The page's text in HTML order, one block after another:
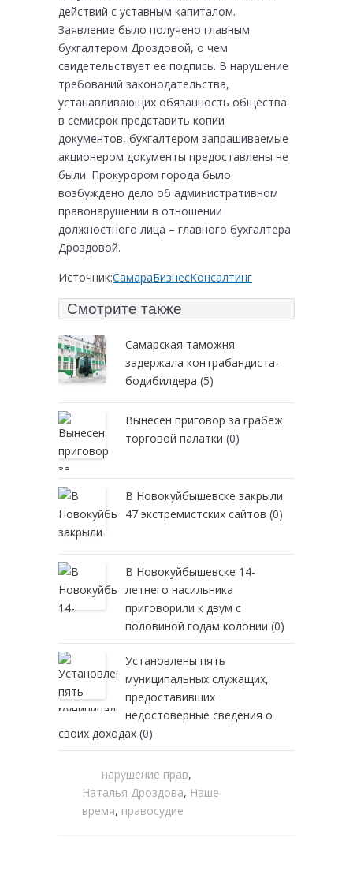
действий с уставным капиталом.
Заявление было получено главным
бухгалтером Дроздовой, о чем
свидетельствует ее подпись. В нарушение
требований законодательства,
устанавливающих обязанность общества
в семисрок представить копии
документов, бухгалтером запрашиваемые
акционером документы предоставлены не
были. Прокурором города было
возбуждено дело об административном
правонарушении в отношении
должностного лица – главного бухгалтера
Дроздовой.
Источник:СамараБизнесКонсалтинг
Смотрите также
Самарская таможня
задержала контрабандиста-
бодибилдера (5)
Вынесен приговор за грабеж
торговой палатки (0)
В Новокуйбышевске закрыли
47 экстремистских сайтов (0)
В Новокуйбышевске 14-
летнего насильника
приговорили к двум с
половиной годам колонии (0)
Установлены пять
муниципальных служащих,
предоставивших
недостоверные сведения о
своих доходах (0)
нарушение прав,
Наталья Дроздова, Наше
время, правосудие